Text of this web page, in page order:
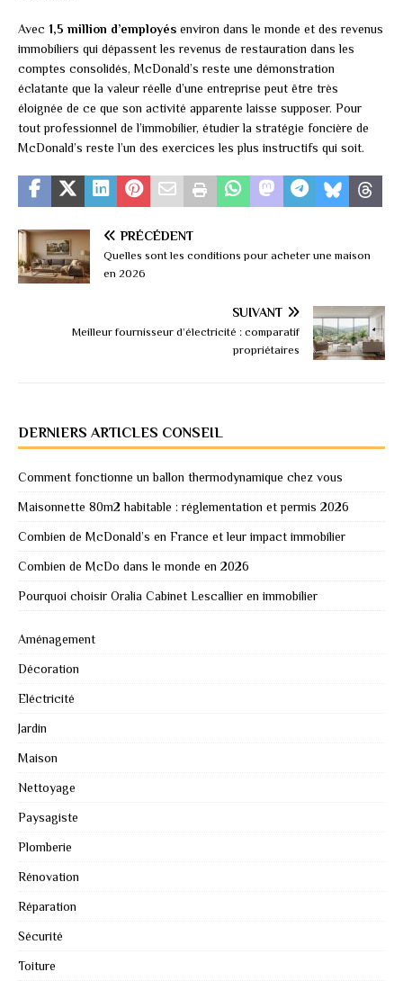
Avec 1,5 million d’employés environ dans le monde et des revenus
immobiliers qui dépassent les revenus de restauration dans les
comptes consolidés, McDonald’s reste une démonstration
éclatante que la valeur réelle d’une entreprise peut être très
éloignée de ce que son activité apparente laisse supposer. Pour
tout professionnel de l’immobilier, étudier la stratégie foncière de
McDonald’s reste l’un des exercices les plus instructifs qui soit.
PRÉCÉDENT
Quelles sont les conditions pour acheter une maison
en 2026
SUIVANT
Meilleur fournisseur d’électricité : comparatif
propriétaires
DERNIERS ARTICLES CONSEIL
Comment fonctionne un ballon thermodynamique chez vous
Maisonnette 80m2 habitable : réglementation et permis 2026
Combien de McDonald’s en France et leur impact immobilier
Combien de McDo dans le monde en 2026
Pourquoi choisir Oralia Cabinet Lescallier en immobilier
Aménagement
Décoration
Eléctricité
Jardin
Maison
Nettoyage
Paysagiste
Plomberie
Rénovation
Réparation
Sécurité
Toiture